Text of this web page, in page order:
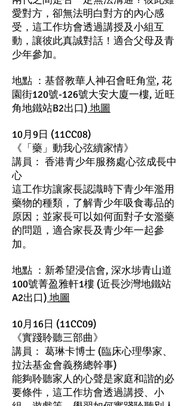
愛對方，卻無法明白對方的內心感
受，這工作坊會透過講授及小組互
動，讓彼此真誠對話！適合父母及青
少年參加。
地點 ：基督教華人神召會旺角堂, 花
園街120號-126號大安大廈一樓, 近旺
角地鐵站B2出口) 地圖
10月9日 (11CC08)
《「藥」動我心弦續家情》
講員： 香港青少年服務處心弦成長中
心
這工作坊讓家長認識時下青少年濫用
藥物的種類，了解青少年吸食毒品的
原因；並家長可以如何面對子女濫藥
的問題，適合家長及青少年一起參
加。
地點 ：新希望浸信會, 深水埗青山道
100號菁盈雅軒1樓 (近長沙灣地鐵站
A2出口) 地圖
10月16日 (11CC09)
《實踐聆聽三部曲》
講員： 葛琳卡博士 (臨床心理學家、
拉法基金會義務總幹事)
能夠聆聽家人的心聲是家庭和諧的必
要條件，這工作坊會透過講授、小